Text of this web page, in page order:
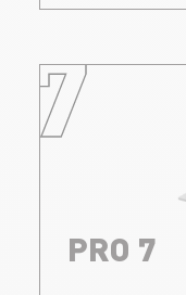
7
PRO 7